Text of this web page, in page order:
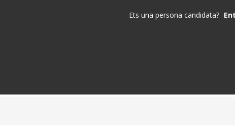
Ets una persona candidata?